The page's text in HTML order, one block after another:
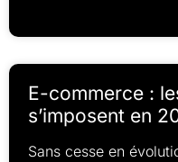
E-commerce :
s’imposent en
Sans cesse en